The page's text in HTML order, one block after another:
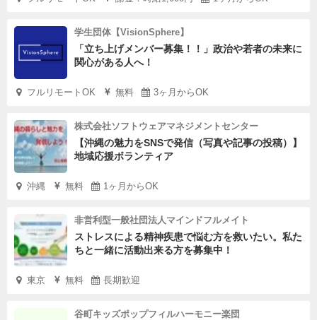
学生団体【VisionSphere】
「立ち上げメンバー募集！！」政治や若者の未来に
関心がある人へ！
フルリモートOK 無料 3ヶ月からOK
株式会社ソフトウェアマネジメントセンター
【沖縄の魅力をSNSで発信（写真や記事の投稿）】
地域応援ボランティア
沖縄 無料 1ヶ月からOK
非営利型一般社団法人マインドフルメイト
ストレスによる精神疾患で悩む方を救いたい。私た
ちと一緒に活動出来る方を募集中！
東京 無料 長期歓迎
谷町キッズポップフィルハーモニー楽団